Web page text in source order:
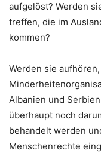
aufgelöst? Werden
treffen, die im
kommen?
Werden sie
Albanien und
überhaupt noch
behandelt werden
Menschenrechte